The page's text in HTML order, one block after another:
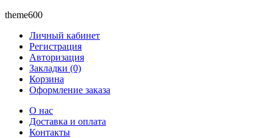
theme600
Личный кабинет
Регистрация
Авторизация
Закладки (0)
Корзина
Оформление заказа
O нас
Доставка и оплата
Контакты